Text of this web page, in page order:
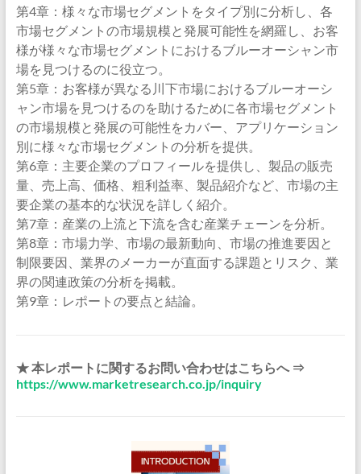
第4章：様々な市場セグメントをタイプ別に分析し、各
市場セグメントの市場規模と発展可能性を網羅し、お客
様が様々な市場セグメントにおけるブルーオーシャン市
場を見つけるのに役立つ。
第5章：お客様が異なる川下市場におけるブルーオーシ
ャン市場を見つけるのを助けるために各市場セグメント
の市場規模と発展の可能性をカバー、アプリケーション
別に様々な市場セグメントの分析を提供。
第6章：主要企業のプロフィールを提供し、製品の販売
量、売上高、価格、粗利益率、製品紹介など、市場の主
要企業の基本的な状況を詳しく紹介。
第7章：産業の上流と下流を含む産業チェーンを分析。
第8章：市場力学、市場の最新動向、市場の推進要因と
制限要因、業界のメーカーが直面する課題とリスク、業
界の関連政策の分析を掲載。
第9章：レポートの要点と結論。
★ 本レポートに関するお問い合わせはこちらへ ⇒
https://www.marketresearch.co.jp/inquiry